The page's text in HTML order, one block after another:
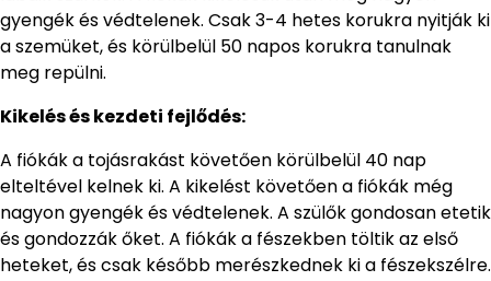
gyengék és védtelenek. Csak 3-4 hetes korukra nyitják ki
a szemüket, és körülbelül 50 napos korukra tanulnak
meg repülni.
Kikelés és kezdeti fejlődés:
A fiókák a tojásrakást követően körülbelül 40 nap
elteltével kelnek ki. A kikelést követően a fiókák még
nagyon gyengék és védtelenek. A szülők gondosan etetik
és gondozzák őket. A fiókák a fészekben töltik az első
heteket, és csak később merészkednek ki a fészekszélre.